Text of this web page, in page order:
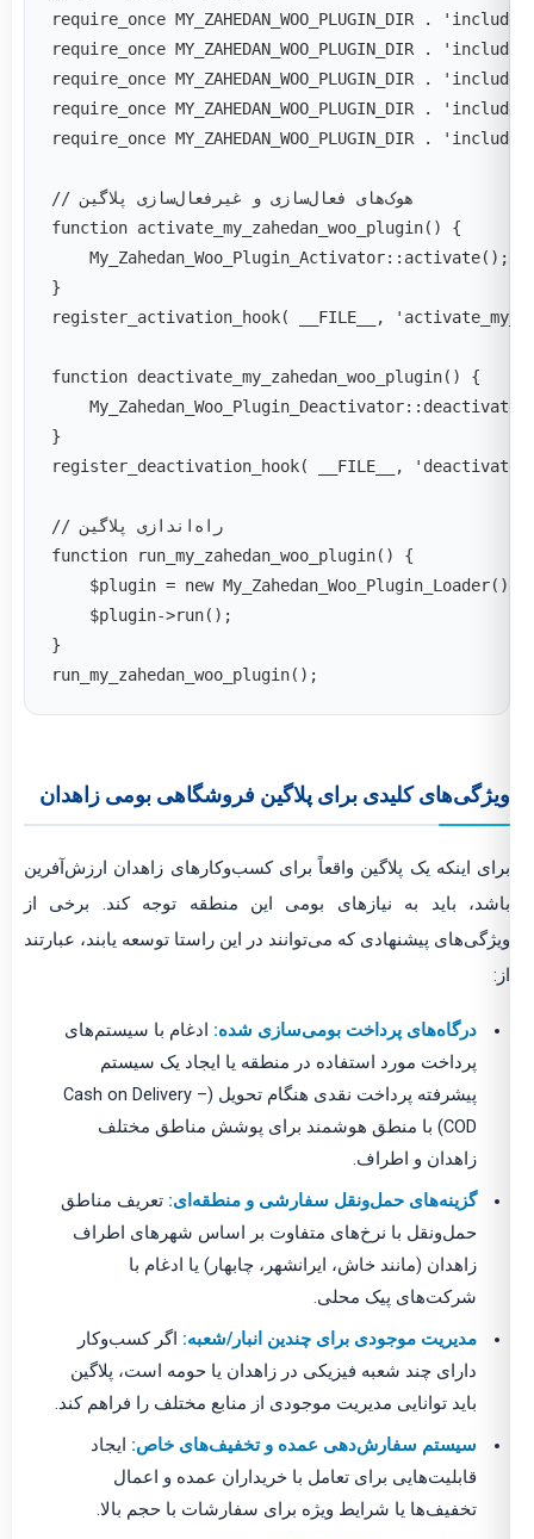
require_once MY_ZAHEDAN_WOO_PLUGIN_DIR .
require_once MY_ZAHEDAN_WOO_PLUGIN_DIR .
require_once MY_ZAHEDAN_WOO_PLUGIN_DIR .
require_once MY_ZAHEDAN_WOO_PLUGIN_DIR .
// هوک‌های فعال‌سازی و غیرفعال‌سازی پلاگین
function activate_my_zahedan_woo_plugin() {
    My_Zahedan_Woo_Plugin_Activator::activate();
}
register_activation_hook( __FILE__,
function deactivate_my_zahedan_woo_plugin() {
}
register_deactivation_hook( __FILE__,
// راه‌اندازی پلاگین
function run_my_zahedan_woo_plugin() {
    $plugin = new My_Zahedan_Woo_Plugin_Loader();
    $plugin->run();
}
run_my_zahedan_woo_plugin();
ویژگی‌های کلیدی برای پلاگین فروشگاهی بومی زاهدان
برای اینکه یک پلاگین واقعاً برای کسب‌وکارهای زاهدان ارزش‌آفرین
باشد، باید به نیازهای بومی این منطقه توجه کند. برخی از
ویژگی‌های پیشنهادی که می‌توانند در این راستا توسعه یابند، عبارتند
از:
درگاه‌های پرداخت بومی‌سازی شده: ادغام با سیستم‌های
پرداخت مورد استفاده در منطقه یا ایجاد یک سیستم
پیشرفته پرداخت نقدی هنگام تحویل (Cash on Delivery –
COD) با منطق هوشمند برای پوشش مناطق مختلف
زاهدان و اطراف.
گزینه‌های حمل‌ونقل سفارشی و منطقه‌ای: تعریف مناطق
حمل‌ونقل با نرخ‌های متفاوت بر اساس شهرهای اطراف
زاهدان (مانند خاش، ایرانشهر، چابهار) یا ادغام با
شرکت‌های پیک محلی.
مدیریت موجودی برای چندین انبار/شعبه: اگر کسب‌وکار
دارای چند شعبه فیزیکی در زاهدان یا حومه است، پلاگین
باید توانایی مدیریت موجودی از منابع مختلف را فراهم کند.
سیستم سفارش‌دهی عمده و تخفیف‌های خاص: ایجاد
قابلیت‌هایی برای تعامل با خریداران عمده و اعمال
تخفیف‌ها یا شرایط ویژه برای سفارشات با حجم بالا.